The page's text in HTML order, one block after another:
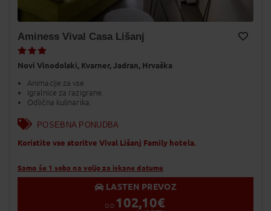
Aminess Vival Casa Lišanj
Novi Vinodolski, Kvarner, Jadran, Hrvaška
Animacije za vse.
Igralnice za razigrane.
Odlična kulinarika.
POSEBNA PONUDBA
Koristite vse storitve Vival Lišanj Family hotela.
Samo še 1 soba na voljo za iskane datume
LASTEN PREVOZ
OD 102,10€